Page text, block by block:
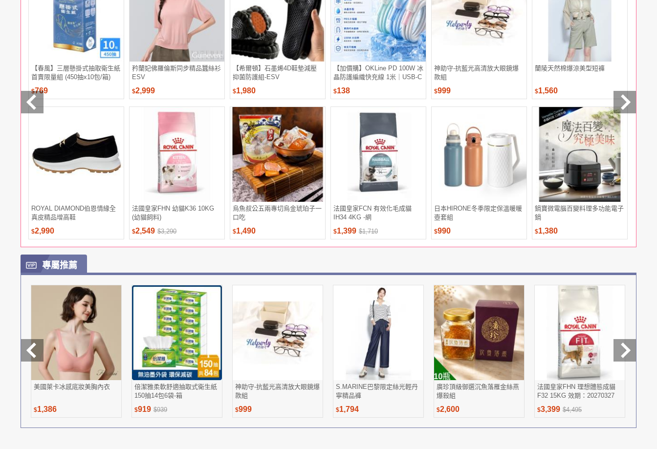
彩妝 美髮 香氛
【春風】三層懸掛式抽取衛生紙
首賣限量組 (450抽x10包/箱)
$769
矜蘭妃佛羅倫斯同步精品蠶絲衫
ESV
$2,999
【希爾頓】石墨烯4D鞋墊減壓
抑菌防護組-ESV
$1,980
【加價購】OKLine PD 100W 冰
晶防護編織快充線 1米｜USB-C
to USB-C｜PD 3.0｜雙層尼龍
編織｜一年保固
$138
神助守-抗藍光高清放大眼鏡爆
款組
$999
蘭陵天然棉爆涼美型短褲
$1,560
ROYAL DIAMOND伯恩情緣全
真皮精品增高鞋
$2,990
法國皇家FHN 幼貓K36 10KG
(幼貓飼料)
$2,549 $3,290
烏魚叔公五兩專切烏金琥珀子一
口吃
$1,490
法國皇家FCN 有效化毛成貓
IH34 4KG -網
$1,399 $1,710
日本HIRONE冬季限定保溫暖暖
壺套組
$990
鍋寶微電腦百變料理多功能電子
鍋
$1,380
$95
專屬推薦
美國萊卡冰感底妝美胸內衣
$1,386
倍潔雅柔軟舒適抽取式衛生紙
150抽14包6袋-箱
$919 $939
神助守-抗藍光高清放大眼鏡爆
款組
$999
S.MARINE巴黎限定絲光輕丹
寧精品褲
$1,794
廣珍頂級御選沉魚落雁金絲燕
爆殺組
$2,600
法國皇家FHN 理想體態成貓
F32 15KG 效期：20270327
$3,399 $4,495